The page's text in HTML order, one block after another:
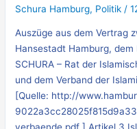
Schura Hamburg, Politik /
Auszüge aus dem Vertrag
Hansestadt Hamburg,
SCHURA – Rat der
und dem Verband der
[Quelle: http://
verbaende.pdf ] Artikel 3